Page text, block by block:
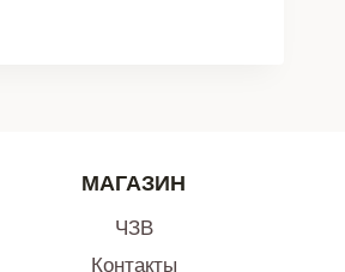
МАГАЗИН
ЧЗВ
Контакты